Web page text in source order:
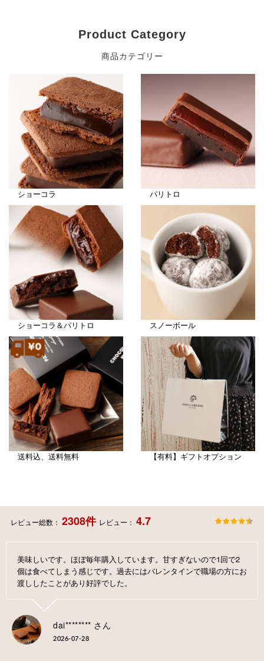
Product Category
商品カテゴリー
ショーコラ パリトロ
ショーコラ＆パリトロ スノーボール
送料込、送料無料 【有料】ギフトオプション
レビュー総数： 2308件 レビュー： 4.7
美味しいです。ほぼ毎年購入しています。甘すぎないので1回で2
個は食べてしまう感じです。過去にはバレンタインで職場の方にお
渡ししたことがあり好評でした。
dai******** さん
2026-07-28